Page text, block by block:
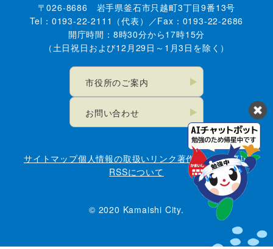
〒026-8686 岩手県釜石市只越町3丁目9番13号
Tel：0193-22-2111（代表）／Fax：0193-22-2686
開庁時間：8時30分から17時15分
（土日祝日および12月29日～1月3日を除く）
市役所のご案内
お問い合わせ
サイトマップ個人情報の取扱い リンク著作権・免責事項
RSSについて
© 2020 Kamaishi City.